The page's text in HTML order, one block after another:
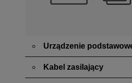
Urządzenie
Kabel zasilający